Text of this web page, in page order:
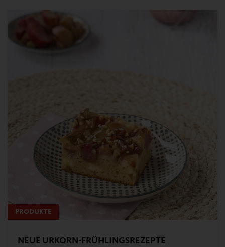
PRODUKTE
NEUE URKORN-FRÜHLINGSREZEPTE